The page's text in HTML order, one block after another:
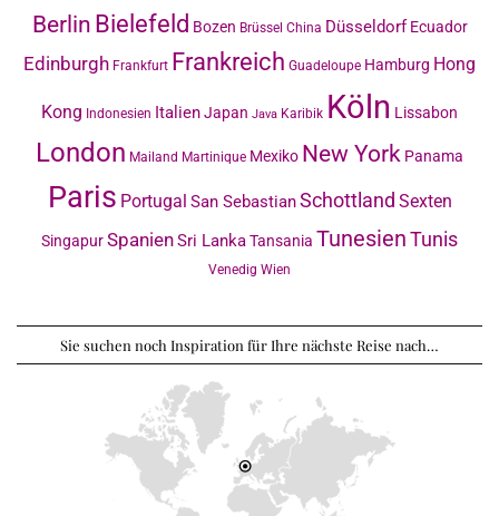
Berlin Bielefeld Bozen Brüssel China Düsseldorf Ecuador
Edinburgh Frankfurt Frankreich Guadeloupe Hamburg Hong
Kong Indonesien ItalienJapan Java Karibik Köln Lissabon
London Mailand Martinique Mexiko New York Panama
Paris Portugal San SebastianSchottland Sexten
SingapurSpanienSri LankaTansania TunesienTunis
Venedig Wien
Sie suchen noch Inspiration für Ihre nächste Reise nach…